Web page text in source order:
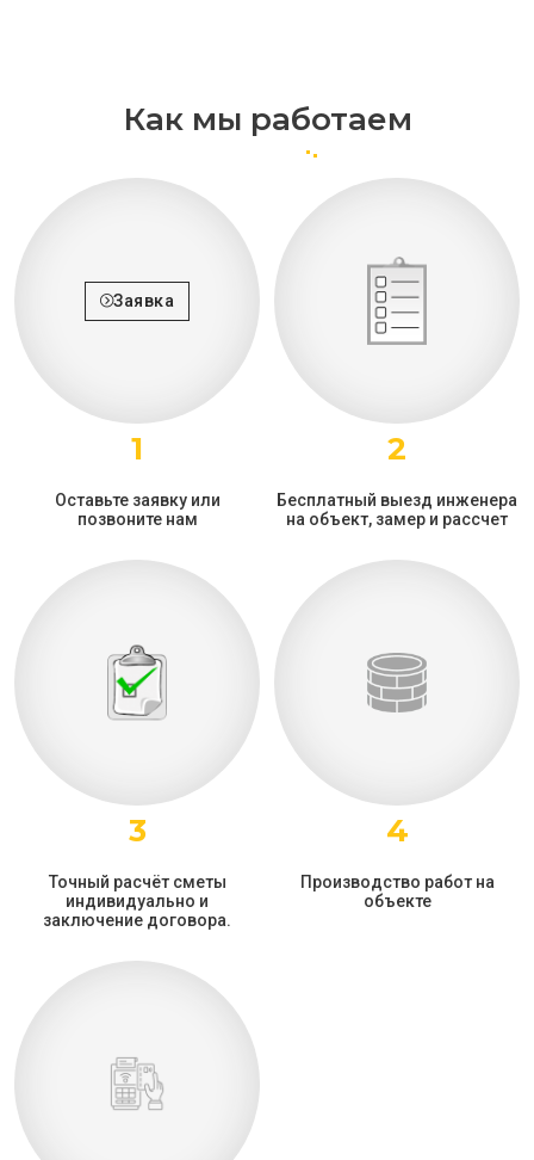
Как мы работаем
Заявка
1
Оставьте заявку или
позвоните нам
2
Бесплатный выезд инженера
на объект, замер и рассчет
3
Точный расчёт сметы
индивидуально и
заключение договора.
4
Производство работ на
объекте